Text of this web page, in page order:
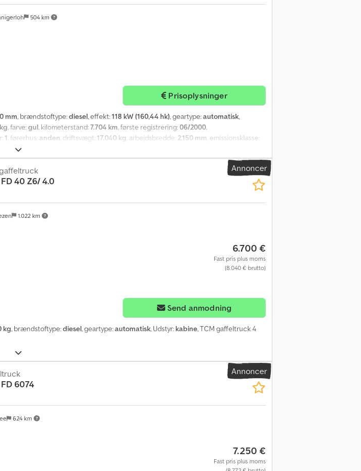
504 km
Prisoplysninger
mm, brændstoftype:diesel, effekt:118 kW (160,44 hk), geartype:automatisk,
, farve:gul, kilometerstand:7.704 km, første registrering:06/2000,
1, førerhus: anden, driftsvægt:17.040 kg, arbejdsbredde: 2.150 mm, emissionsklasse:
, Kontaktperson salg: Frank Rau / russisk / engelsk / tysk - Bachar Ibrahim / arabisk /
havn 4-trins automatgear, diesel, grundfarve: gul, forakseldrift Ekstraudstyr:
Alxsha Opbygningstype: Hyster H12.00 XL2, 12 t løftekapacitet, sporvidde 2150
Annoncer
1.022 km
FD 40 Z6/ 4.0
6.700 €
Fast pris plus moms
(8.040 € brutto)
Send anmodning
kg, brændstoftype:diesel, geartype:automatisk, Udstyr: kabine, TCM gaffeltruck 4
Annoncer
624 km
FD 6074
7.250 €
Fast pris plus moms